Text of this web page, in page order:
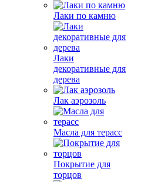
Лаки по камню
Лаки
декоративные для
дерева
Лак аэрозоль
Масла для терасс
Покрытие для
торцов